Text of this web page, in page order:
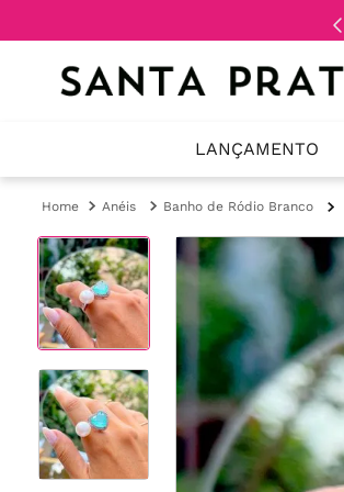
LANÇAMENTO
Anéis Banho de Ródio Branco